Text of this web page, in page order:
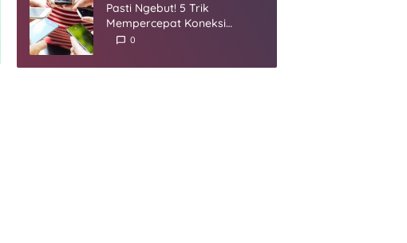
Pasti Ngebut! 5 Trik
Mempercepat Koneksi
Internet yang Harus Kamu
0